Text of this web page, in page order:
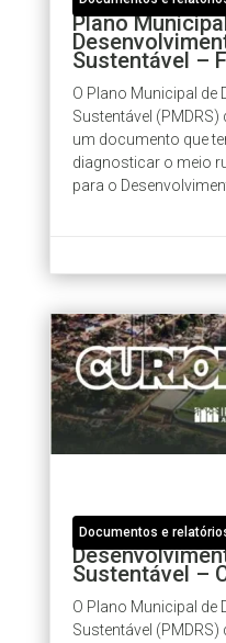
Plano
Sustentável –
O Plano Municipal de
Sustentável
um documento que
diagnosticar o meio
para o
Documentos e
Plano
Sustentável –
O Plano Municipal de
Sustentável